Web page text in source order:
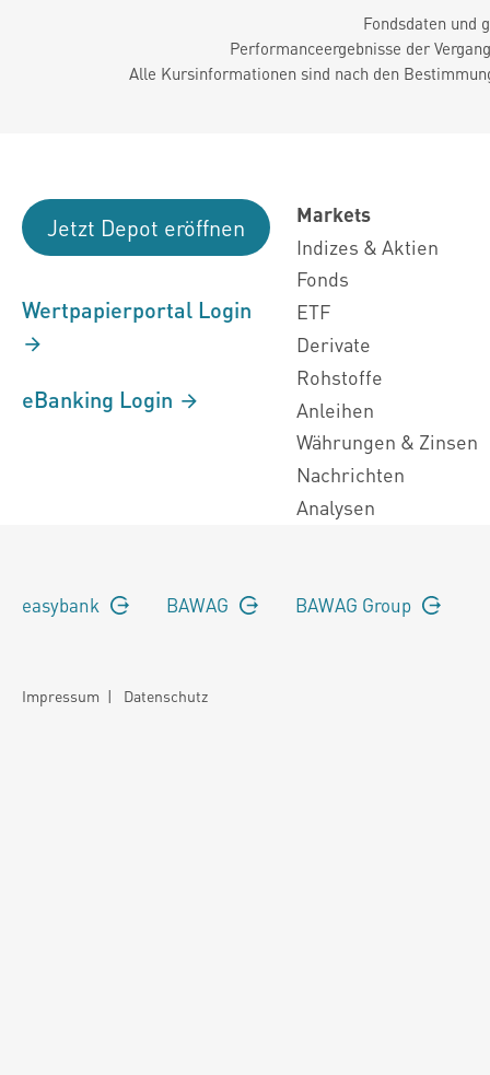
Fondsdaten und
Performanceergebnisse der
Alle Kursinformationen sind nach den
Jetzt Depot eröffnen
Wertpapierportal Login
eBanking Login
Markets
Indizes & Aktien
Fonds
ETF
Derivate
Rohstoffe
Anleihen
Währungen & Zinsen
Nachrichten
Analysen
easybank BAWAG BAWAG Group
Impressum | Datenschutz